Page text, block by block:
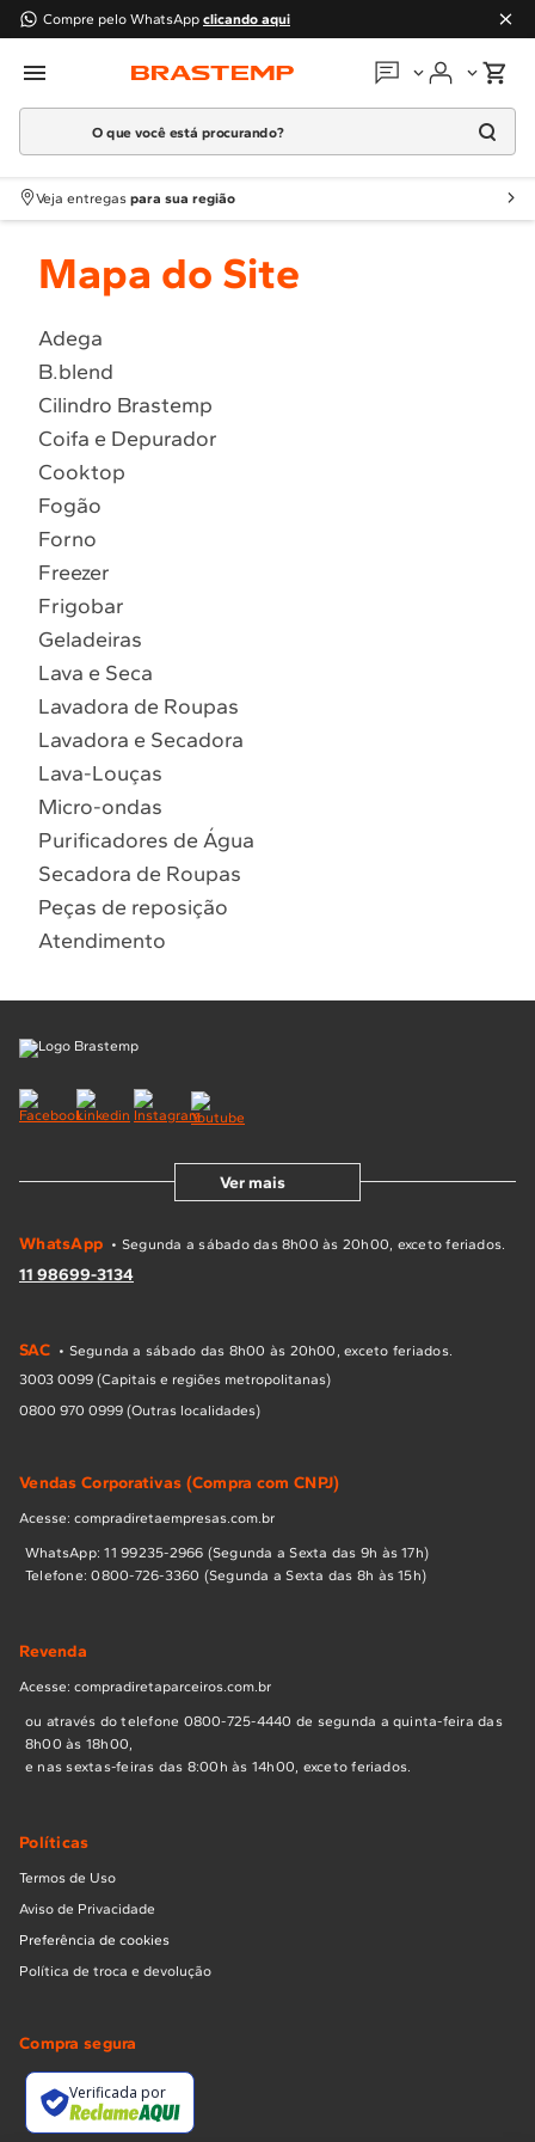
Compre pelo WhatsApp clicando aqui
Em que podemos
Atendimento Brastemp
Localizar assistência técnica
O que você está procurando?
Termos mais buscados
1º Geladeira
2
Fogao
4 º Lava Louça
5 º Cooktop
6º Microondas Brastemp
7º Forno
8º Embutir
9º Lava Seca
Veja entregas para sua região
Mapa do Site
Adega
B.blend
Cilindro Brastemp
Coifa e Depurador
Cooktop
Fogão
Forno
Freezer
Frigobar
Geladeiras
Lava e Seca
Lavadora de Roupas
Lavadora e Secadora
Lava-Louças
Micro-ondas
Purificadores de Água
Secadora de Roupas
Peças de reposição
Atendimento
Ver mais
WhatsApp • Segunda a sábado das 8h00 às 20h00, exceto feriados.
11 98699-3134
SAC • Segunda a sábado das 8h00 às 20h00, exceto feriados.
3003 0099 (Capitais e regiões metropolitanas)
0800 970 0999 (Outras localidades)
Vendas Corporativas (Compra com CNPJ)
Acesse: compradiretaempresas.com.br
WhatsApp: 11 99235-2966 (Segunda a Sexta das 9h às 17h)
Telefone: 0800-726-3360 (Segunda a Sexta das 8h às 15h)
Revenda
Acesse: compradiretaparceiros.com.br
ou através do telefone 0800-725-4440 de segunda a quinta-feira das
8h00 às 18h00,
e nas sextas-feiras das 8:00h às 14h00, exceto feriados.
Políticas
Termos de Uso
Aviso de Privacidade
Preferência de cookies
Política de troca e devolução
Compra segura
Verificada por